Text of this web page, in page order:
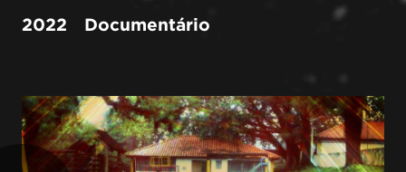
2022 Documentário